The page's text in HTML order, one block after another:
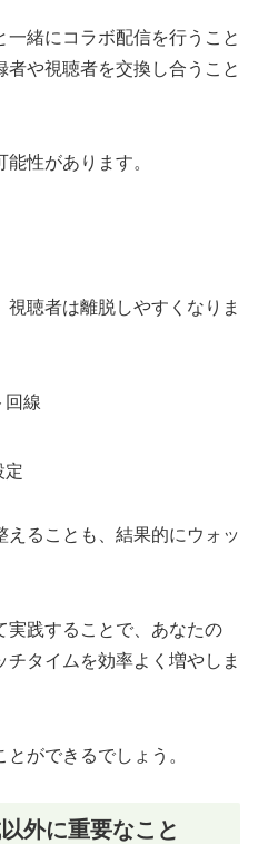
緒にコラボ配信を行うこと
や視聴者を交換し合うこと
性があります。
聴者は離脱しやすくなりま
回線
定
ることも、結果的にウォッ
実践することで、あなたの
タイムを効率よく増やしま
ができるでしょう。
外に重要なこと